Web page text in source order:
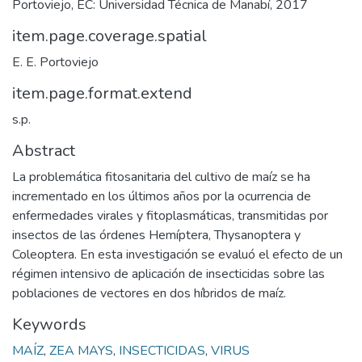
Portoviejo, EC: Universidad Técnica de Manabí, 2017
item.page.coverage.spatial
E. E. Portoviejo
item.page.format.extend
s.p.
Abstract
La problemática fitosanitaria del cultivo de maíz se ha
incrementado en los últimos años por la ocurrencia de
enfermedades virales y fitoplasmáticas, transmitidas por
insectos de las órdenes Hemíptera, Thysanoptera y
Coleoptera. En esta investigación se evaluó el efecto de un
régimen intensivo de aplicación de insecticidas sobre las
poblaciones de vectores en dos híbridos de maíz.
Keywords
MAÍZ, ZEA MAYS, INSECTICIDAS, VIRUS